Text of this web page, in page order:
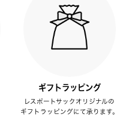
ギフトラッピング
レスポートサックオリジナルの
ギフトラッピングにて承ります。